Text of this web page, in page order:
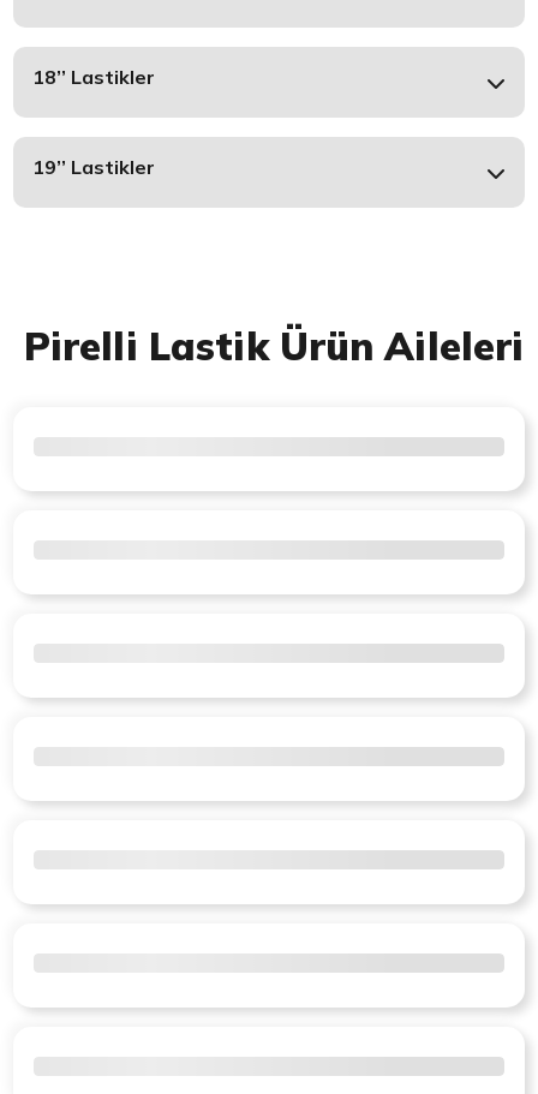
18’’ Lastikler
19’’ Lastikler
Pirelli Lastik Ürün Aileleri